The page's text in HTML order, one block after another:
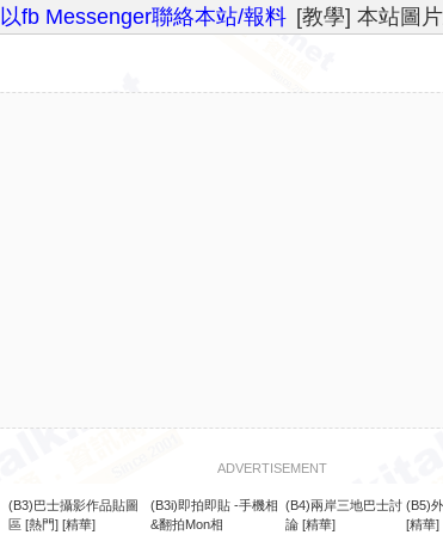
以fb Messenger聯絡本站/報料 [教學] 本站圖
ADVERTISEMENT
(B3)巴士攝影作品貼圖
區 [熱門] [精華]
(B3i)即拍即貼 -手機相
&翻拍Mon相
(B4)兩岸三地巴士討
論 [精華]
(B5)
[精華]